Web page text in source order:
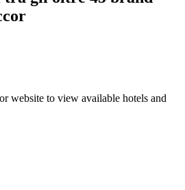
website to view available hotels and